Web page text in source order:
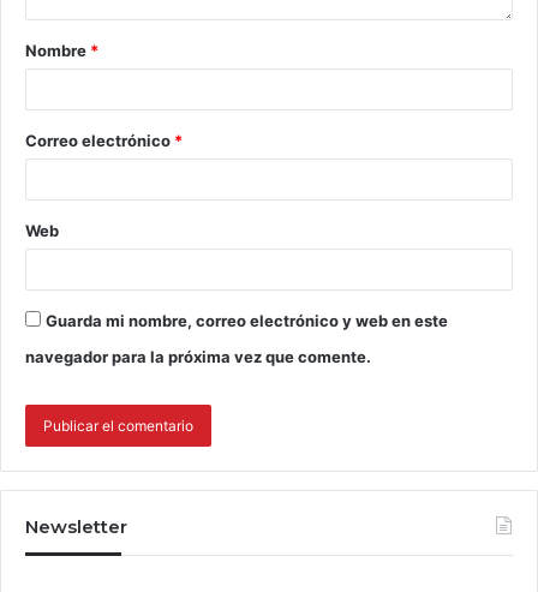
Nombre *
Correo electrónico *
Web
Guarda mi nombre, correo electrónico y web en este
navegador para la próxima vez que comente.
Newsletter